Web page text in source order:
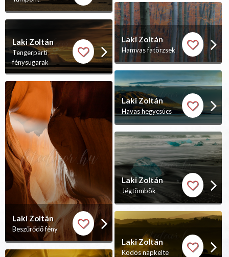
Laki Zoltán
Tengerparti
fénysugarak
Laki Zoltán
Beszűrődő fény
Laki Zoltán
Hamvas fatörzsek
Laki Zoltán
Havas hegycsúcs
Laki Zoltán
Jégtömbök
Laki Zoltán
Ködös napkelte